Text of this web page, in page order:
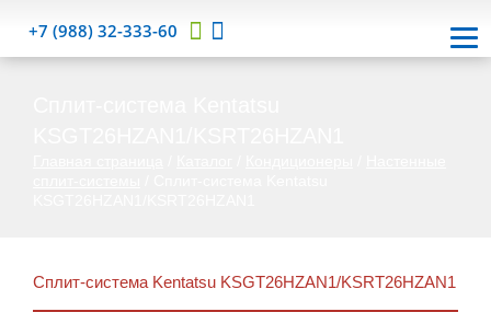
+7 (988) 32-333-60
Сплит-система Kentatsu KSGT26HZAN1/KSRT26HZAN1